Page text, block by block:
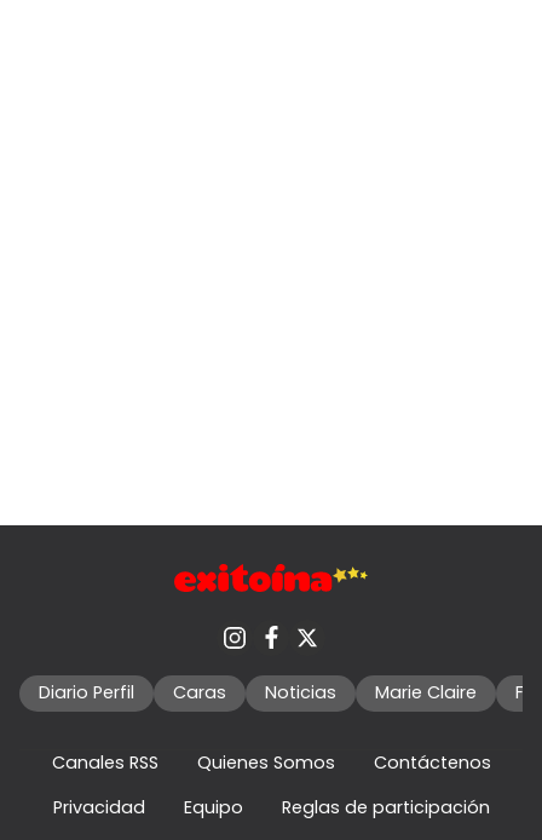
Diario Perfil Caras Noticias Marie Claire
Canales RSS Quienes Somos
Contáctenos
Privacidad
Equipo
Reglas de participación